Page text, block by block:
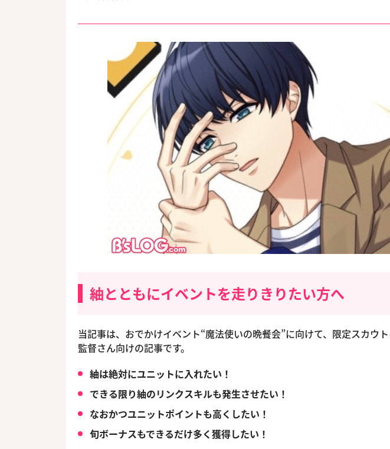
紬とともにイベントを走りきりたい方へ
当記事は、おでかけイベント“魔法使いの晩餐会”に向けて、限定スカウ
監督さん向けの記事です。
紬は絶対にユニットに入れたい！
できる限り紬のリンクスキルも発生させたい！
なおかつユニットポイントも高くしたい！
旬ボーナスもできるだけ多く獲得したい！